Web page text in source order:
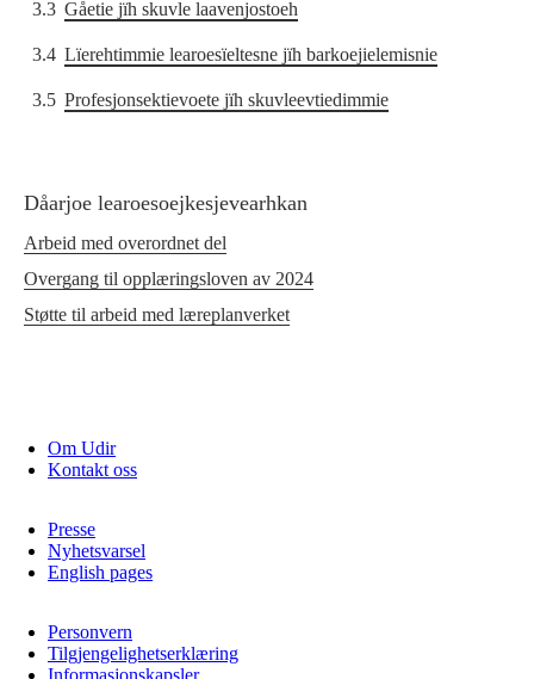
3.3 Gåetie jïh skuvle laavenjostoeh
3.4 Lïerehtimmie learoesïeltesne jïh barkoejielemisnie
3.5 Profesjonsektievoete jïh skuvleevtiedimmie
Dåarjoe learoesoejkesjevearhkan
Arbeid med overordnet del
Overgang til opplæringsloven av 2024
Støtte til arbeid med læreplanverket
Om Udir
Kontakt oss
Presse
Nyhetsvarsel
English pages
Personvern
Tilgjengelighetserklæring